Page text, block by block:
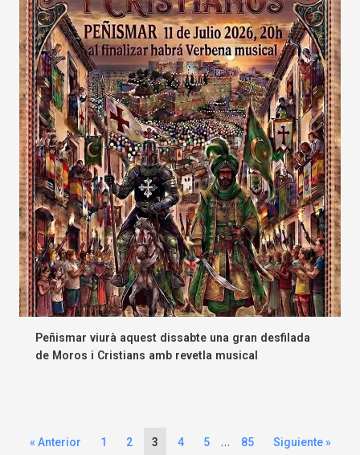
Peñismar viurà aquest dissabte una gran desfilada
de Moros i Cristians amb revetla musical
« Anterior 1 2 3 4 5 … 85 Siguiente »